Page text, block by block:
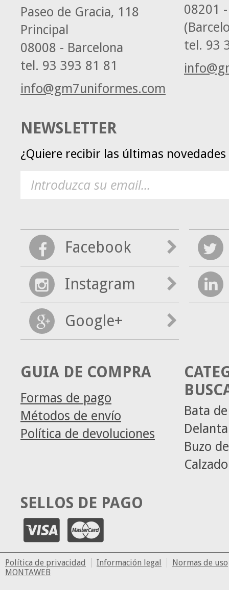
08201
tel. 93
Paseo de Gracia, 118
Principal
08008 - Barcelona
tel. 93 393 81 81
info@gm7uniformes.com
NEWSLETTER
¿Quiere recibir las últimas
Facebook
Instagram
Google+
GUIA DE COMPRA
Formas de pago
Métodos de envío
Política de devoluciones
Bata
Buzo
SELLOS DE PAGO
Política de privacidad Información legal
Normas de uso
MONTAWEB